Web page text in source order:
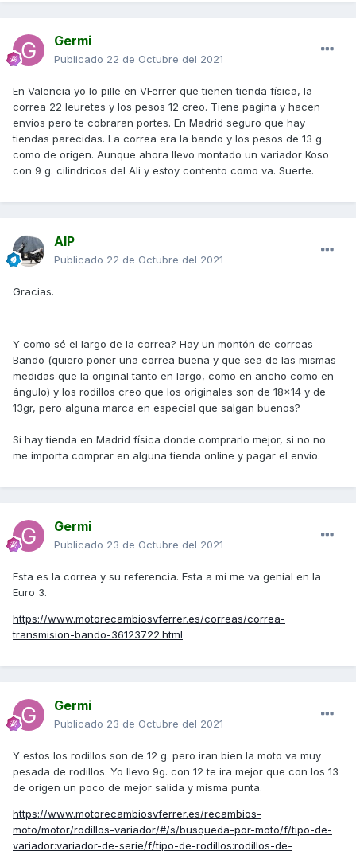
Germi
Publicado 22 de Octubre del 2021
En Valencia yo lo pille en VFerrer que tienen tienda física, la
correa 22 leuretes y los pesos 12 creo. Tiene pagina y hacen
envíos pero te cobraran portes. En Madrid seguro que hay
tiendas parecidas. La correa era la bando y los pesos de 13 g.
como de origen. Aunque ahora llevo montado un variador Koso
con 9 g. cilindricos del Ali y estoy contento como va. Suerte.
AIP
Publicado 22 de Octubre del 2021
Gracias.
Y como sé el largo de la correa? Hay un montón de correas
Bando (quiero poner una correa buena y que sea de las mismas
medidas que la original tanto en largo, como en ancho como en
ángulo) y los rodillos creo que los originales son de 18x14 y de
13gr, pero alguna marca en especial que salgan buenos?
Si hay tienda en Madrid física donde comprarlo mejor, si no no
me importa comprar en alguna tienda online y pagar el envio.
Germi
Publicado 23 de Octubre del 2021
Esta es la correa y su referencia. Esta a mi me va genial en la
Euro 3.
https://www.motorecambiosvferrer.es/correas/correa-
transmision-bando-36123722.html
Germi
Publicado 23 de Octubre del 2021
Y estos los rodillos son de 12 g. pero iran bien la moto va muy
pesada de rodillos. Yo llevo 9g. con 12 te ira mejor que con los 13
de origen un poco de mejor salida y misma punta.
https://www.motorecambiosvferrer.es/recambios-
moto/motor/rodillos-variador/#/s/busqueda-por-moto/f/tipo-de-
variador:variador-de-serie/f/tipo-de-rodillos:rodillos-de-